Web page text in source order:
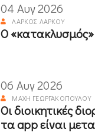
04 Αυγ 2026
ΛΆΡΚΟΣ ΛΆΡΚΟΥ
Ο
06 Αυγ 2026
ΜΆΧΗ ΓΕΩΡΓΑΚΟΠΟΎΛΟΥ
Οι διοικητικές
τα app είναι